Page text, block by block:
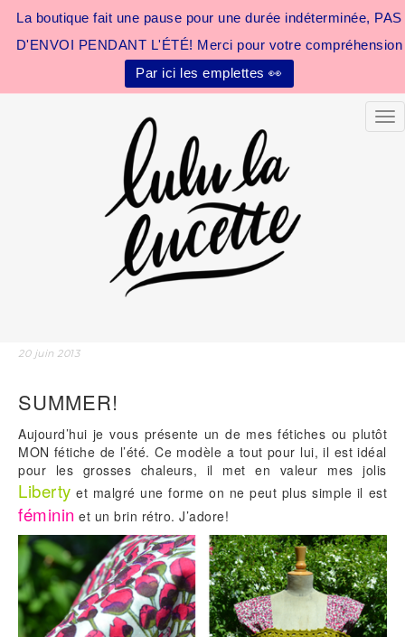
La boutique fait une pause pour une durée indéterminée, PAS
D'ENVOI PENDANT L'ÉTÉ! Merci pour votre compréhension
Par ici les emplettes 👀
20 juin 2013
SUMMER!
Aujourd’hui je vous présente un de mes fétiches ou plutôt
MON fétiche de l’été. Ce modèle a tout pour lui, il est idéal
pour les grosses chaleurs, il met en valeur mes jolis
Liberty et malgré une forme on ne peut plus simple il est
féminin et un brin rétro. J’adore!